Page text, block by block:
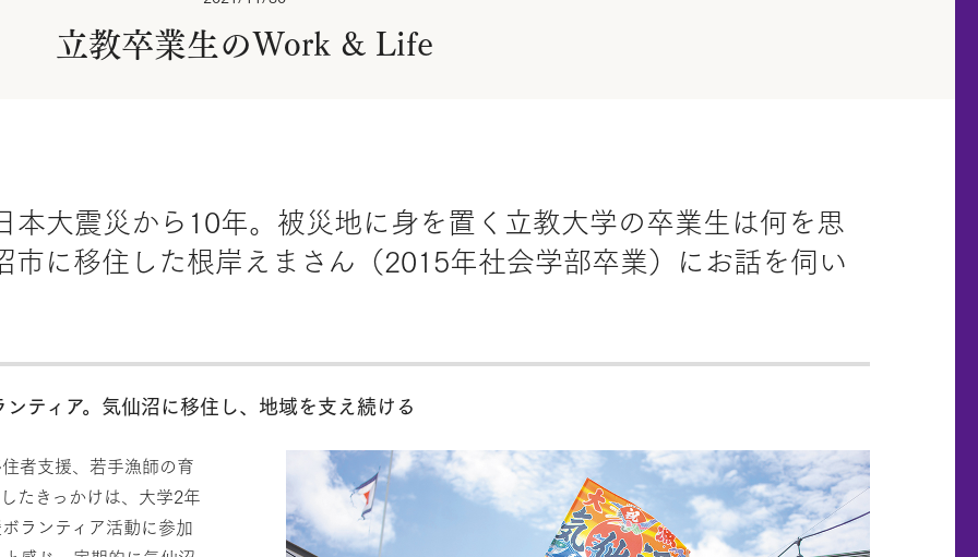
立教卒業生のWork & Life
大震災から10年。被災地に身を置く立教大学の卒業生は何を思
に移住した根岸えまさん（2015年社会学部卒業）にお話を伺い
ティア。気仙沼に移住し、地域を支え続ける
者支援、若手漁師の育
たきっかけは、大学2年
ランティア活動に参加